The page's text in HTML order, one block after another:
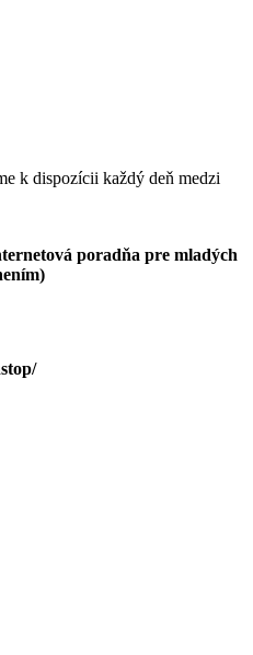
k dispozícii každý deň medzi
poradňa pre mladých